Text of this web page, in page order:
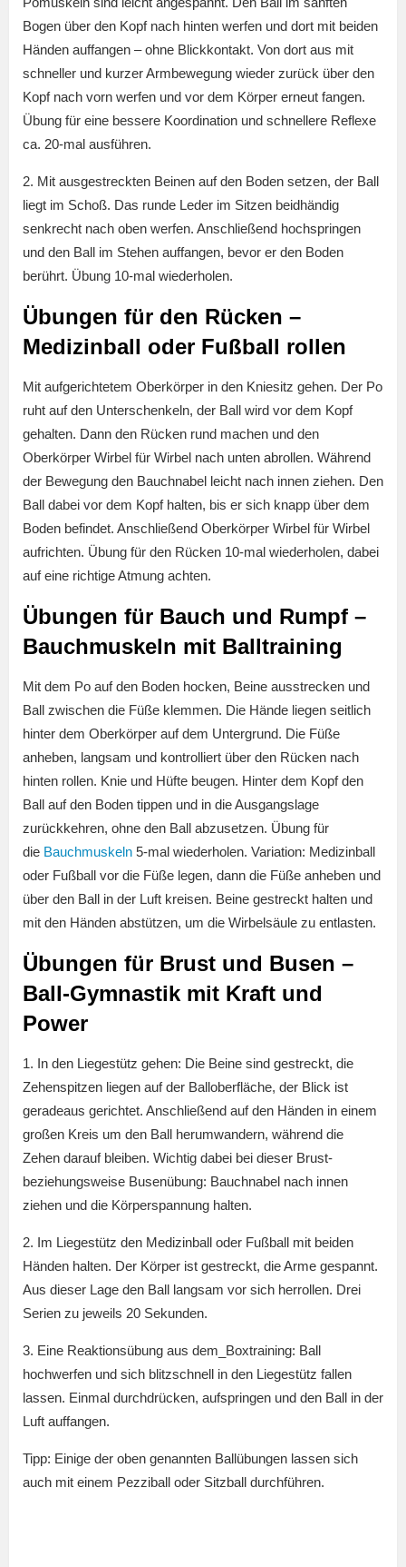
Bogen über den Kopf nach hinten werfen und dort mit beiden
Händen auffangen – ohne Blickkontakt. Von dort aus mit
schneller und kurzer Armbewegung wieder zurück über den
Kopf nach vorn werfen und vor dem Körper erneut fangen.
Übung für eine bessere Koordination und schnellere Reflexe
ca. 20-mal ausführen.
2. Mit ausgestreckten Beinen auf den Boden setzen, der Ball
liegt im Schoß. Das runde Leder im Sitzen beidhändig
senkrecht nach oben werfen. Anschließend hochspringen
und den Ball im Stehen auffangen, bevor er den Boden
berührt. Übung 10-mal wiederholen.
Übungen für den Rücken –
Medizinball oder Fußball rollen
Mit aufgerichtetem Oberkörper in den Kniesitz gehen. Der Po
ruht auf den Unterschenkeln, der Ball wird vor dem Kopf
gehalten. Dann den Rücken rund machen und den
Oberkörper Wirbel für Wirbel nach unten abrollen. Während
der Bewegung den Bauchnabel leicht nach innen ziehen. Den
Ball dabei vor dem Kopf halten, bis er sich knapp über dem
Boden befindet. Anschließend Oberkörper Wirbel für Wirbel
aufrichten. Übung für den Rücken 10-mal wiederholen, dabei
auf eine richtige Atmung achten.
Übungen für Bauch und Rumpf –
Bauchmuskeln mit Balltraining
Mit dem Po auf den Boden hocken, Beine ausstrecken und
Ball zwischen die Füße klemmen. Die Hände liegen seitlich
hinter dem Oberkörper auf dem Untergrund. Die Füße
anheben, langsam und kontrolliert über den Rücken nach
hinten rollen. Knie und Hüfte beugen. Hinter dem Kopf den
Ball auf den Boden tippen und in die Ausgangslage
zurückkehren, ohne den Ball abzusetzen. Übung für
die Bauchmuskeln 5-mal wiederholen. Variation: Medizinball
oder Fußball vor die Füße legen, dann die Füße anheben und
über den Ball in der Luft kreisen. Beine gestreckt halten und
mit den Händen abstützen, um die Wirbelsäule zu entlasten.
Übungen für Brust und Busen –
Ball-Gymnastik mit Kraft und
Power
1. In den Liegestütz gehen: Die Beine sind gestreckt, die
Zehenspitzen liegen auf der Balloberfläche, der Blick ist
geradeaus gerichtet. Anschließend auf den Händen in einem
großen Kreis um den Ball herumwandern, während die
Zehen darauf bleiben. Wichtig dabei bei dieser Brust-
beziehungsweise Busenübung: Bauchnabel nach innen
ziehen und die Körperspannung halten.
2. Im Liegestütz den Medizinball oder Fußball mit beiden
Händen halten. Der Körper ist gestreckt, die Arme gespannt.
Aus dieser Lage den Ball langsam vor sich herrollen. Drei
Serien zu jeweils 20 Sekunden.
3. Eine Reaktionsübung aus dem_Boxtraining: Ball
hochwerfen und sich blitzschnell in den Liegestütz fallen
lassen. Einmal durchdrücken, aufspringen und den Ball in der
Luft auffangen.
Tipp: Einige der oben genannten Ballübungen lassen sich
auch mit einem Pezziball oder Sitzball durchführen.